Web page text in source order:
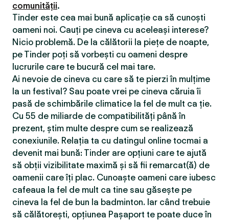
comunității.
Tinder este cea mai bună aplicație ca să cunoști
oameni noi. Cauți pe cineva cu aceleași interese?
Nicio problemă. De la călătorii la piețe de noapte,
pe Tinder poți să vorbești cu oameni despre
lucrurile care te bucură cel mai tare.
Ai nevoie de cineva cu care să te pierzi în mulțime
la un festival? Sau poate vrei pe cineva căruia îi
pasă de schimbările climatice la fel de mult ca ție.
Cu 55 de miliarde de compatibilităţi până în
prezent, știm multe despre cum se realizează
conexiunile. Relația ta cu datingul online tocmai a
devenit mai bună: Tinder are opțiuni care te ajută
să obții vizibilitate maximă și să fii remarcat(ă) de
oamenii care îți plac. Cunoaște oameni care iubesc
cafeaua la fel de mult ca tine sau găsește pe
cineva la fel de bun la badminton. Iar când trebuie
să călătorești, opțiunea Pașaport te poate duce în